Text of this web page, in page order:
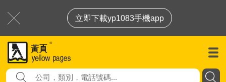
立即下載yp1083手機app